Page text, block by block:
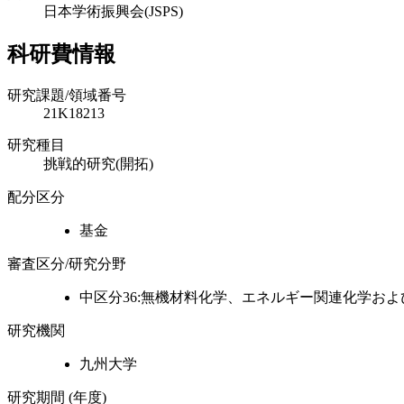
日本学術振興会(JSPS)
科研費情報
研究課題/領域番号
21K18213
研究種目
挑戦的研究(開拓)
配分区分
基金
審査区分/研究分野
中区分36:無機材料化学、エネルギー関連化学お
研究機関
九州大学
研究期間 (年度)